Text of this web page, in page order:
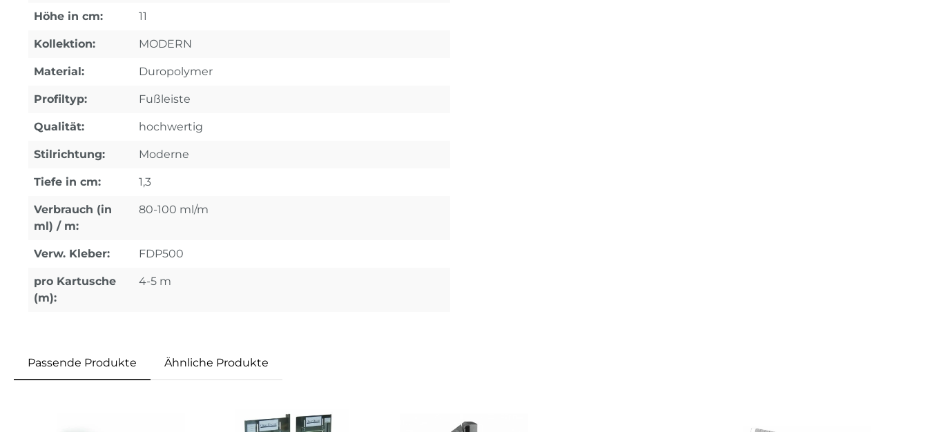
Höhe in cm: 11
Kollektion: MODERN
Material: Duropolymer
Profiltyp: Fußleiste
Qualität: hochwertig
Stilrichtung: Moderne
Tiefe in cm: 1,3
Verbrauch (in
ml) / m:
80-100 ml/m
Verw. Kleber: FDP500
pro Kartusche
(m):
4-5 m
Passende Produkte Ähnliche Produkte